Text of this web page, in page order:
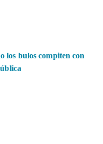
los bulos compiten con